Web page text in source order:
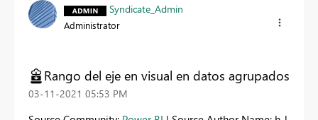
Syndicate_Admin
Administrator
Rango del eje en visual en datos agrupados
‎03-11-2021 05:53 PM